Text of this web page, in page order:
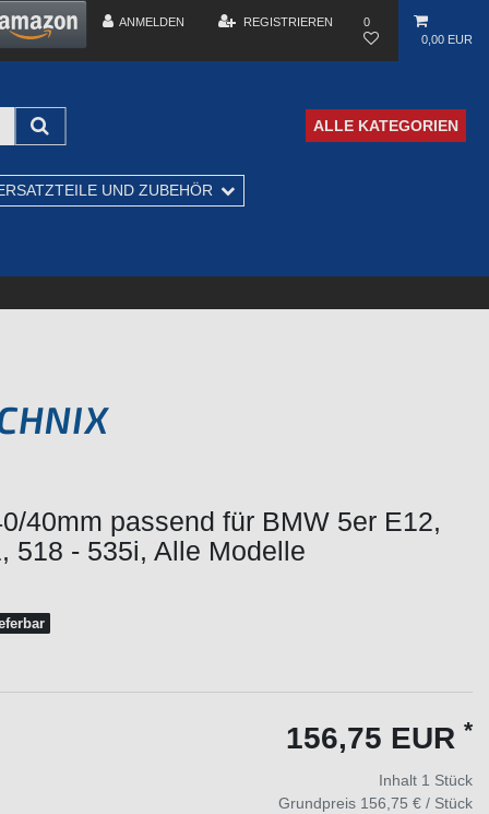
ANMELDEN REGISTRIEREN
0
0,00 EUR
ALLE KATEGORIEN
UND ZUBEHÖR
40mm passend für BMW 5er E12,
518 - 535i, Alle Modelle
156,75 EUR *
Inhalt 1 Stück
Grundpreis 156,75 € / Stück